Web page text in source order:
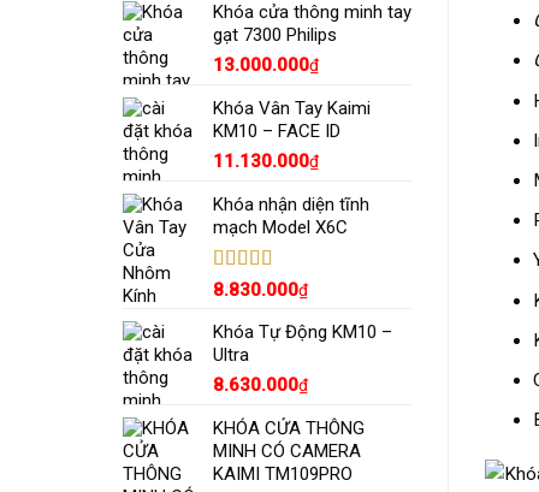
Khóa cửa thông minh tay
gạt 7300 Philips
13.000.000₫
Khóa Vân Tay Kaimi
KM10 – FACE ID
11.130.000₫
Khóa nhận diện tĩnh
mạch Model X6C
Được xếp
5
sao
8.830.000₫
Khóa Tự Động KM10 –
Ultra
8.630.000₫
KHÓA CỬA THÔNG
MINH CÓ CAMERA
KAIMI TM109PRO